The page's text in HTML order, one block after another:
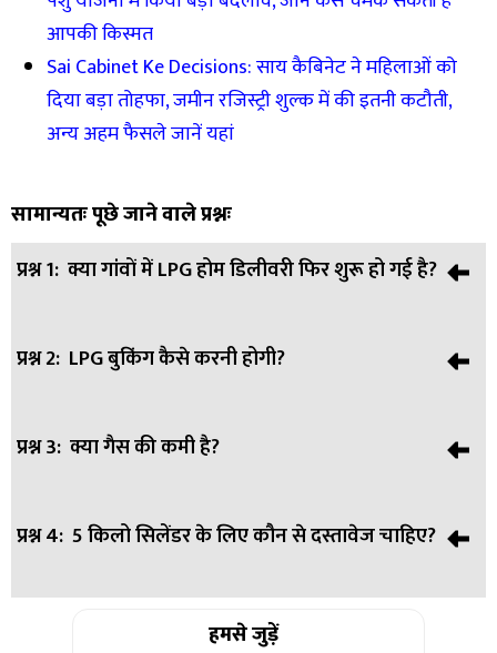
आपकी किस्मत
Sai Cabinet Ke Decisions: साय कैबिनेट ने महिलाओं को
दिया बड़ा तोहफा, जमीन रजिस्ट्री शुल्क में की इतनी कटौती,
अन्य अहम फैसले जानें यहां
सामान्यतः पूछे जाने वाले प्रश्नः
प्रश्न 1: क्या गांवों में LPG होम डिलीवरी फिर शुरू हो गई है?
उत्तर: हाँ, कई ग्रामीण क्षेत्रों में LPG सिलेंडर की होम डिलीवरी फिर से
प्रश्न 2: LPG बुकिंग कैसे करनी होगी?
उत्तर: रजिस्टर्ड मोबाइल नंबर से बुकिंग करनी होगी और OTP
प्रश्न 3: क्या गैस की कमी है?
उत्तर: सरकार के अनुसार देश में LPG सिलेंडर की कोई कमी नहीं है और
प्रश्न 4: 5 किलो सिलेंडर के लिए कौन से दस्तावेज चाहिए?
सिर्फ ID प्रूफ की जरूरत होती है, एड्रेस प्रूफ अनिवार्य नहीं है।
हमसे जुड़ें